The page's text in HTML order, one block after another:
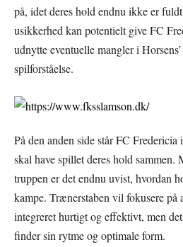
på, idet deres hold endnu ikke er
usikkerhed kan potentielt give FC
udnytte eventuelle mangler i
spilforståelse.
På den anden side står FC
skal have spillet deres hold sammen.
truppen er det endnu uvist, hvordan
kampe. Trænerstaben vil fokusere på
integreret hurtigt og effektivt, men
finder sin rytme og optimale form.